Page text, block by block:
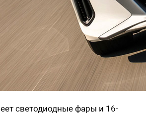
светодиодные фары и 16-